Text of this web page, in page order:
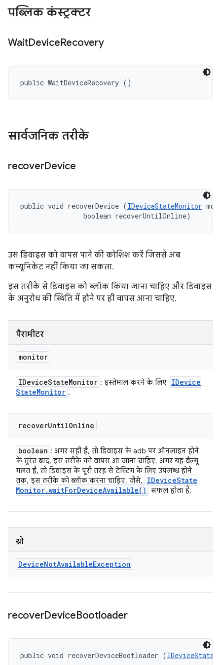
पब्लिक कंस्ट्रक्टर
WaitDeviceRecovery
public WaitDeviceRecovery ()
सार्वजनिक तरीके
recoverDevice
public void recoverDevice (IDeviceStateMonitor
                boolean recoverUntilOnline)
उस डिवाइस को वापस पाने की कोशिश करें जिससे अब
कम्यूनिकेट नहीं किया जा सकता.
इस तरीके से डिवाइस को ब्लॉक किया जाना चाहिए और डिवाइस
के अनुरोध की स्थिति में होने पर ही वापस आना चाहिए.
पैरामीटर
monitor
IDeviceStateMonitor : इस्तेमाल करने के लिए IDevice
StateMonitor .
recoverUntilOnline
boolean : अगर सही है, तो डिवाइस के adb पर ऑनलाइन होने
के तुरंत बाद, इस तरीके को वापस आ जाना चाहिए. अगर यह वैल्यू
गलत है, तो डिवाइस के पूरी तरह से टेस्टिंग के लिए उपलब्ध होने
तक, इस तरीके को ब्लॉक करना चाहिए. जैसे,
IDeviceState
Monitor.waitForDeviceAvailable( ) सफल होता है.
थ्रो
DeviceNotAvailableException
recoverDeviceBootloader
public void recoverDeviceBootloader (